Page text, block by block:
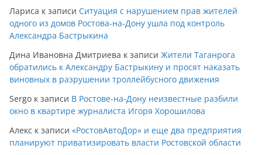
Лариса к записи Ситуация с нарушением прав жителей
одного из домов Ростова-на-Дону ушла под контроль
Александра Бастрыкина
Дина Ивановна Дмитриева к записи Жители Таганрога
обратились к Александру Бастрыкину и просят наказать
виновных в разрушении троллейбусного движения
Sergo к записи В Ростове-на-Дону неизвестные разбили
окно в квартире журналиста Игоря Хорошилова
Алекс к записи «РостовАвтоДор» и еще два предприятия
планируют приватизировать власти Ростовской области